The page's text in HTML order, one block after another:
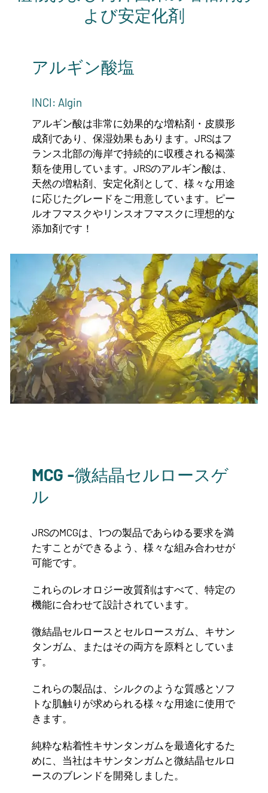
よび安定化剤
アルギン酸塩
INCI: Algin
アルギン酸は非常に効果的な増粘剤・皮膜形
成剤であり、保湿効果もあります。JRSはフ
ランス北部の海岸で持続的に収穫される褐藻
類を使用しています。JRSのアルギン酸は、
天然の増粘剤、安定化剤として、様々な用途
に応じたグレードをご用意しています。ピー
ルオフマスクやリンスオフマスクに理想的な
添加剤です！
MCG -微結晶セルロースゲ
ル
JRSのMCGは、1つの製品であらゆる要求を満
たすことができるよう、様々な組み合わせが
可能です。
これらのレオロジー改質剤はすべて、特定の
機能に合わせて設計されています。
微結晶セルロースとセルロースガム、キサン
タンガム、またはその両方を原料としていま
す。
これらの製品は、シルクのような質感とソフ
トな肌触りが求められる様々な用途に使用で
きます。
純粋な粘着性キサンタンガムを最適化するた
めに、当社はキサンタンガムと微結晶セルロ
ースのブレンドを開発しました。